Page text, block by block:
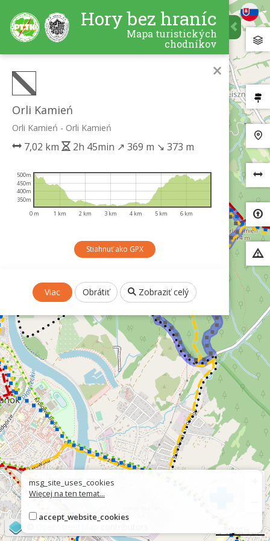
Hory bez hraníc
Mapa turistických
chodníkov
×
Orli Kamień
Orli Kamień - Orli Kamień
7,02 km 2h 45min ↗ 369 m ↘ 373 m
0 m 1 km 2 km 3 km 4 km 5 km 6 km
350m
400m
450m
500m
Stiahnuť ako GPX
Viac Obrátiť Zobraziť celý
msg_site_uses_cookies
Więcej na ten temat...
accept_website_cookies